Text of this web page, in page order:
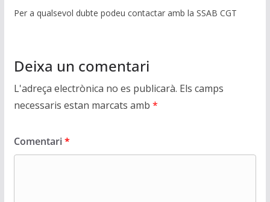
Per a qualsevol dubte podeu contactar amb la SSAB CGT
Deixa un comentari
L'adreça electrònica no es publicarà. Els camps
necessaris estan marcats amb *
Comentari*